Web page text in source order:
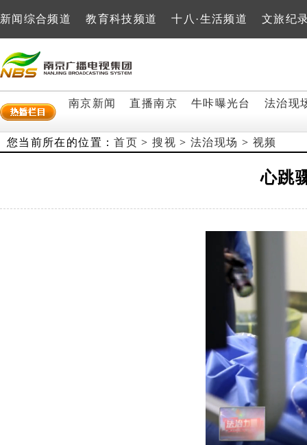
新闻综合频道 教育科技频道 十八·生活频道 文旅纪
南京新闻 直播南京 牛咔曝光台 法治现
您当前所在的位置：首页 >搜视 >法治现场 > 视频
心跳